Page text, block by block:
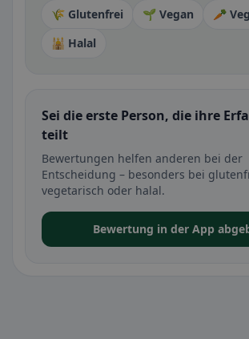
🌾 Glutenfrei 🌱 Vegan
🥕
🕌 Halal
Sei die erste Person, die ihre
teilt
Bewertungen helfen anderen bei der
Entscheidung – besonders bei
vegetarisch oder halal.
Bewertung in der App